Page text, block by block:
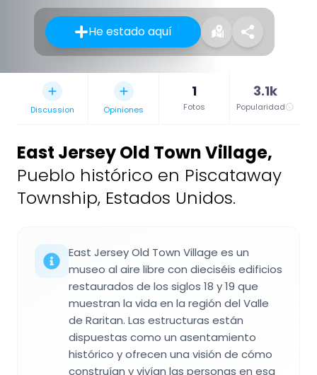
He estado aquí
Discussion Opiniones
1
Fotos
3.1k
Popularidad
East Jersey Old Town Village,
Pueblo histórico en Piscataway
Township, Estados Unidos.
East Jersey Old Town Village es un
museo al aire libre con dieciséis edificios
restaurados de los siglos 18 y 19 que
muestran la vida en la región del Valle
de Raritan. Las estructuras están
dispuestas como un asentamiento
histórico y ofrecen una visión de cómo
construían y vivían las personas en esa